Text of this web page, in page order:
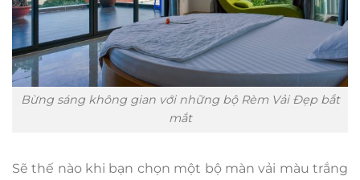
Bừng sáng không gian với những bộ Rèm Vải Đẹp bắt
mắt
Sẽ thế nào khi bạn chọn một bộ màn vải màu trắng